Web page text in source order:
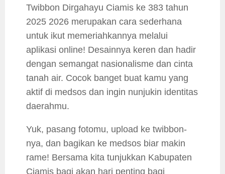
Twibbon Dirgahayu Ciamis ke 383 tahun
2025 2026 merupakan cara sederhana
untuk ikut memeriahkannya melalui
aplikasi online! Desainnya keren dan hadir
dengan semangat nasionalisme dan cinta
tanah air. Cocok banget buat kamu yang
aktif di medsos dan ingin nunjukin identitas
daerahmu.
Yuk, pasang fotomu, upload ke twibbon-
nya, dan bagikan ke medsos biar makin
rame! Bersama kita tunjukkan Kabupaten
Ciamis bagi akan hari penting bagi